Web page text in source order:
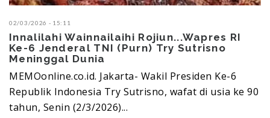
02/03/2026 - 15:11
Innalilahi Wainnailaihi Rojiun...Wapres RI
Ke-6 Jenderal TNI (Purn) Try Sutrisno
Meninggal Dunia ‎
MEMOonline.co.id. Jakarta- Wakil Presiden Ke-6
Republik Indonesia Try Sutrisno, wafat di usia ke 90
tahun, Senin (2/3/2026)...